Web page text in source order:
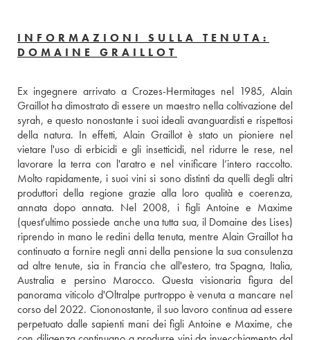
INFORMAZIONI SULLA TENUTA:
DOMAINE GRAILLOT
Ex ingegnere arrivato a Crozes-Hermitages nel 1985, Alain
Graillot ha dimostrato di essere un maestro nella coltivazione del
syrah, e questo nonostante i suoi ideali avanguardisti e rispettosi
della natura. In effetti, Alain Graillot è stato un pioniere nel
vietare l'uso di erbicidi e gli insetticidi, nel ridurre le rese, nel
lavorare la terra con l'aratro e nel vinificare l’intero raccolto.
Molto rapidamente, i suoi vini si sono distinti da quelli degli altri
produttori della regione grazie alla loro qualità e coerenza,
annata dopo annata. Nel 2008, i figli Antoine e Maxime
(quest'ultimo possiede anche una tutta sua, il Domaine des Lises)
riprendo in mano le redini della tenuta, mentre Alain Graillot ha
continuato a fornire negli anni della pensione la sua consulenza
ad altre tenute, sia in Francia che all'estero, tra Spagna, Italia,
Australia e persino Marocco. Questa visionaria figura del
panorama viticolo d'Oltralpe purtroppo è venuta a mancare nel
corso del 2022. Ciononostante, il suo lavoro continua ad essere
perpetuato dalle sapienti mani dei figli Antoine e Maxime, che